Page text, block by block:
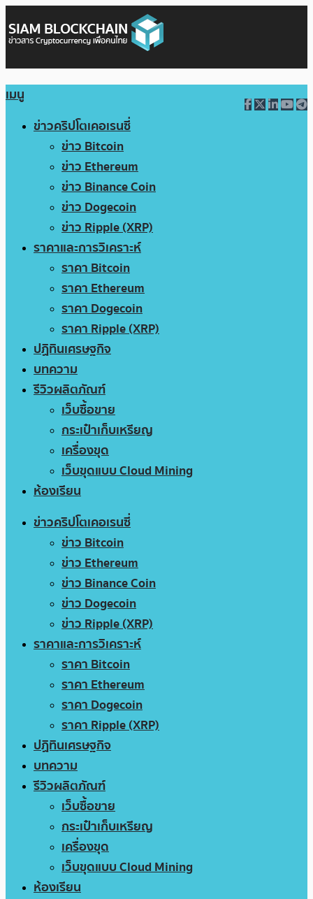
เมนู
ข่าวคริปโตเคอเรนซี่
ข่าว Bitcoin
ข่าว Ethereum
ข่าว Binance Coin
ข่าว Dogecoin
ข่าว Ripple (XRP)
ราคาและการวิเคราะห์
ราคา Bitcoin
ราคา Ethereum
ราคา Dogecoin
ราคา Ripple (XRP)
ปฏิทินเศรษฐกิจ
บทความ
รีวิวผลิตภัณฑ์
เว็บซื้อขาย
กระเป๋าเก็บเหรียญ
เครื่องขุด
เว็บขุดแบบ Cloud Mining
ห้องเรียน
ข่าวคริปโตเคอเรนซี่
ข่าว Bitcoin
ข่าว Ethereum
ข่าว Binance Coin
ข่าว Dogecoin
ข่าว Ripple (XRP)
ราคาและการวิเคราะห์
ราคา Bitcoin
ราคา Ethereum
ราคา Dogecoin
ราคา Ripple (XRP)
ปฏิทินเศรษฐกิจ
บทความ
รีวิวผลิตภัณฑ์
เว็บซื้อขาย
กระเป๋าเก็บเหรียญ
เครื่องขุด
เว็บขุดแบบ Cloud Mining
ห้องเรียน